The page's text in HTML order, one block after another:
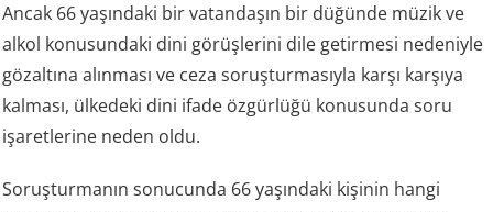
Ancak 66 yaşındaki bir vatandaşın bir düğünde müzik ve
alkol konusundaki dini görüşlerini dile getirmesi nedeniyle
gözaltına alınması ve ceza soruşturmasıyla karşı karşıya
kalması, ülkedeki dini ifade özgürlüğü konusunda soru
işaretlerine neden oldu.
Soruşturmanın sonucunda 66 yaşındaki kişinin hangi